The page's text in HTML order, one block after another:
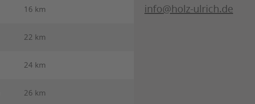
info@holz-ulrich.de
16 km
22 km
24 km
26 km